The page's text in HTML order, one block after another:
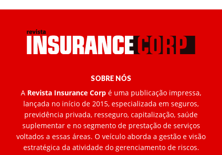
SOBRE NÓS
A Revista Insurance Corp é uma publicação impressa,
lançada no início de 2015, especializada em seguros,
previdência privada, resseguro, capitalização, saúde
suplementar e no segmento de prestação de serviços
voltados a essas áreas. O veículo aborda a gestão e visão
estratégica da atividade do gerenciamento de riscos.